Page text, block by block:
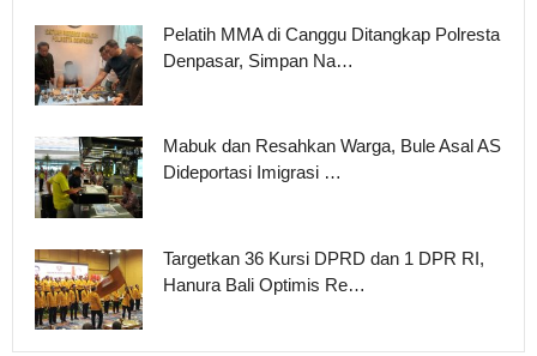
Pelatih MMA di Canggu Ditangkap Polresta
Denpasar, Simpan Na…
Mabuk dan Resahkan Warga, Bule Asal AS
Dideportasi Imigrasi …
Targetkan 36 Kursi DPRD dan 1 DPR RI,
Hanura Bali Optimis Re…